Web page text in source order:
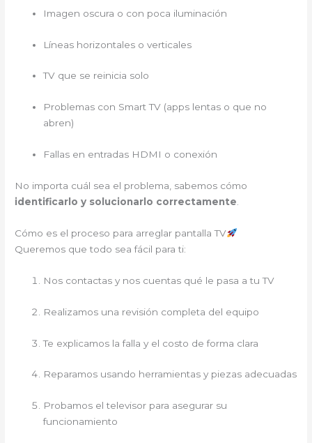
Imagen oscura o con poca iluminación
Líneas horizontales o verticales
TV que se reinicia solo
Problemas con Smart TV (apps lentas o que no
abren)
Fallas en entradas HDMI o conexión
No importa cuál sea el problema, sabemos cómo
identificarlo y solucionarlo correctamente
Cómo es el proceso para arreglar pantalla TV
Queremos que todo sea fácil para ti:
Nos contactas y nos cuentas qué le pasa a tu TV
Realizamos una revisión completa del equipo
Te explicamos la falla y el costo de forma clara
Reparamos usando herramientas y piezas adecuadas
Probamos el televisor para asegurar su
funcionamiento